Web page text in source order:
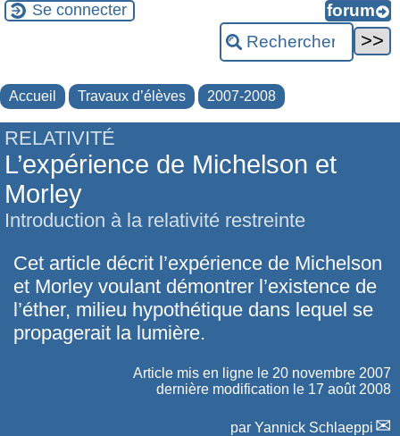
Se connecter
Accueil Travaux d’élèves 2007-2008
RELATIVITÉ
L’expérience de Michelson et
Morley
Introduction à la relativité restreinte
Cet article décrit l’expérience de Michelson
et Morley voulant démontrer l’existence de
l’éther, milieu hypothétique dans lequel se
propagerait la lumière.
Article mis en ligne le 20 novembre 2007
dernière modification le 17 août 2008
par Yannick Schlaeppi